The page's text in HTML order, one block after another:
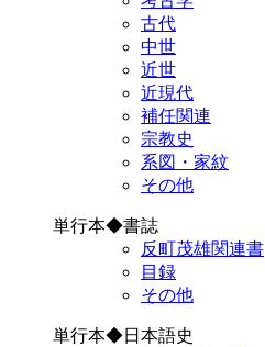
古代
中世
近世
近現代
補任関連
宗教史
系図・家紋
その他
単行本◆書誌
反町茂雄関連書
目録
その他
単行本◆日本語史